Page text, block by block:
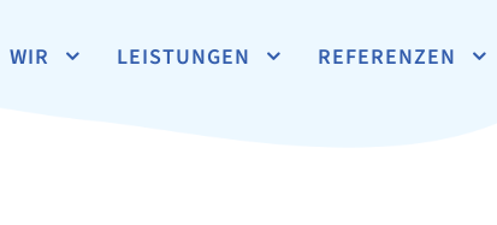
WIR LEISTUNGEN REFERENZEN